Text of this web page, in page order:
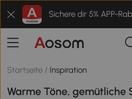
Sichere dir 5% APP-
Startseite / Inspiration
Warme Töne, gemütliche